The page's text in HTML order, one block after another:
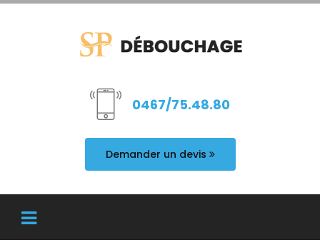
0467/75.48.80
Demander un devis